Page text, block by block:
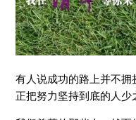
有人说成功的路上并不
正把努力坚持到底的人少